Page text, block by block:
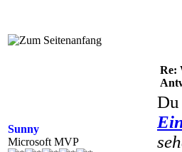
Sunny
Microsoft MVP
Re:
Du